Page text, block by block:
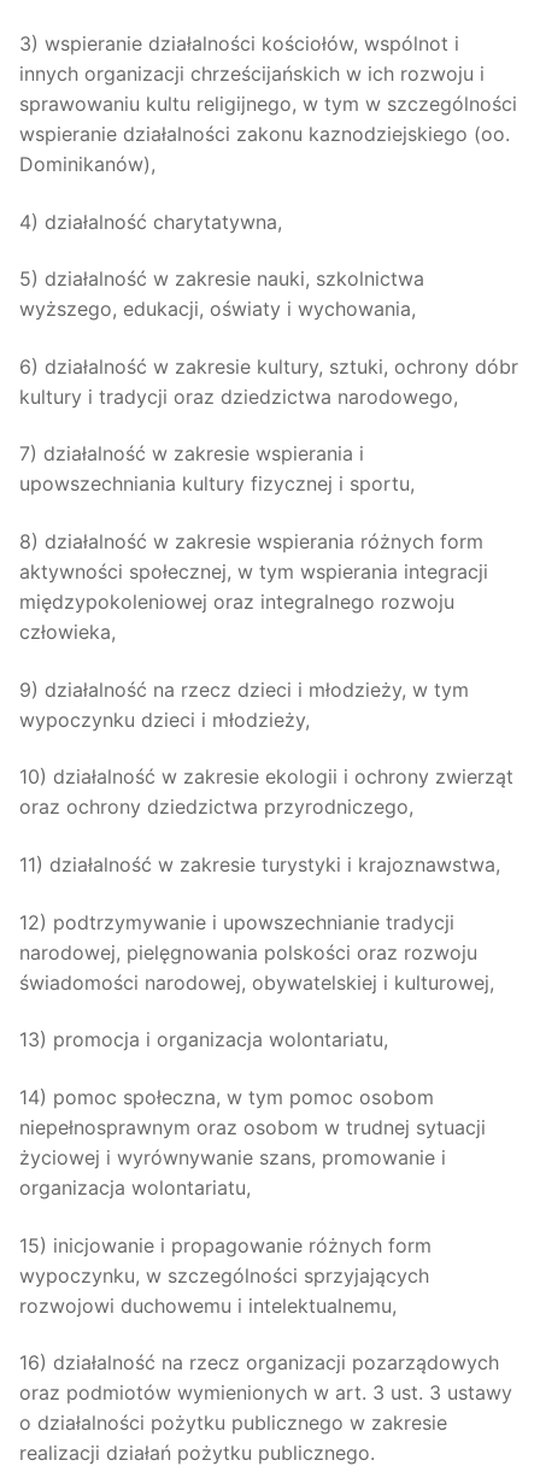
3) wspieranie działalności kościołów, wspólnot i
innych organizacji chrześcijańskich w ich rozwoju i
sprawowaniu kultu religijnego, w tym w szczególności
wspieranie działalności zakonu kaznodziejskiego (oo.
Dominikanów),
4) działalność charytatywna,
5) działalność w zakresie nauki, szkolnictwa
wyższego, edukacji, oświaty i wychowania,
6) działalność w zakresie kultury, sztuki, ochrony dóbr
kultury i tradycji oraz dziedzictwa narodowego,
7) działalność w zakresie wspierania i
upowszechniania kultury fizycznej i sportu,
8) działalność w zakresie wspierania różnych form
aktywności społecznej, w tym wspierania integracji
międzypokoleniowej oraz integralnego rozwoju
człowieka,
9) działalność na rzecz dzieci i młodzieży, w tym
wypoczynku dzieci i młodzieży,
10) działalność w zakresie ekologii i ochrony zwierząt
oraz ochrony dziedzictwa przyrodniczego,
11) działalność w zakresie turystyki i krajoznawstwa,
12) podtrzymywanie i upowszechnianie tradycji
narodowej, pielęgnowania polskości oraz rozwoju
świadomości narodowej, obywatelskiej i kulturowej,
13) promocja i organizacja wolontariatu,
14) pomoc społeczna, w tym pomoc osobom
niepełnosprawnym oraz osobom w trudnej sytuacji
życiowej i wyrównywanie szans, promowanie i
organizacja wolontariatu,
15) inicjowanie i propagowanie różnych form
wypoczynku, w szczególności sprzyjających
rozwojowi duchowemu i intelektualnemu,
16) działalność na rzecz organizacji pozarządowych
oraz podmiotów wymienionych w art. 3 ust. 3 ustawy
o działalności pożytku publicznego w zakresie
realizacji działań pożytku publicznego.